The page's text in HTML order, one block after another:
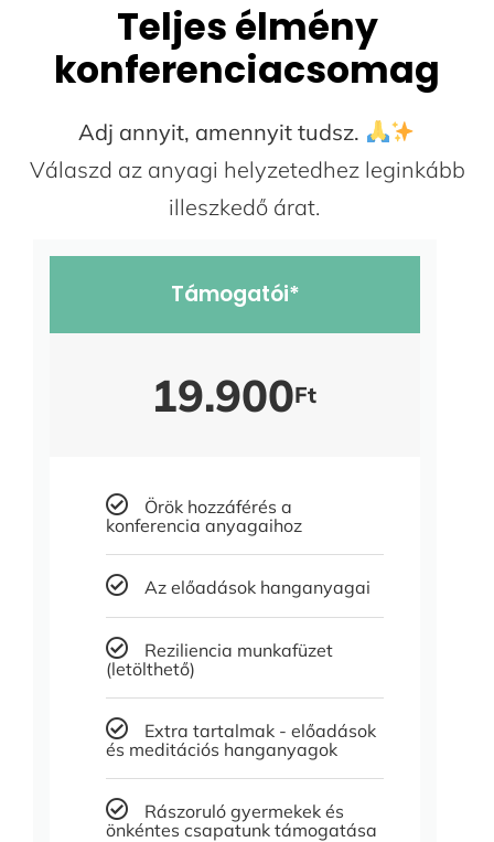
Teljes élmény
konferenciacsomag
Adj annyit, amennyit tudsz.
Válaszd az anyagi helyzetedhez leginkább
illeszkedő árat.
Támogatói*
19.900Ft
Örök hozzáférés a
konferencia anyagaihoz
Az előadások hanganyagai
Reziliencia munkafüzet
(letölthető)
Extra tartalmak - előadások
és meditációs hanganyagok
Rászoruló gyermekek és
önkéntes csapatunk támogatása